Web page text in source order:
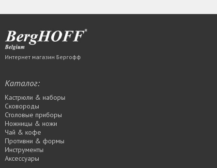
Интернет магазин Бергофф
Каталог:
Кастрюли & наборы
Сковороды
Столовые приборы
Ножницы & ножи
Чай & кофе
Противни & формы
Инструменты
Аксессуары